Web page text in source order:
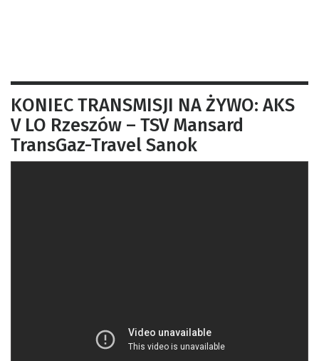
KONIEC TRANSMISJI NA ŻYWO: AKS
V LO Rzeszów – TSV Mansard
TransGaz-Travel Sanok